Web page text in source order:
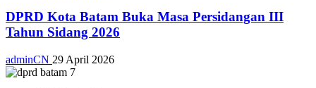
DPRD Kota Batam Buka Masa Persidangan III
Tahun Sidang 2026
adminCN 29 April 2026